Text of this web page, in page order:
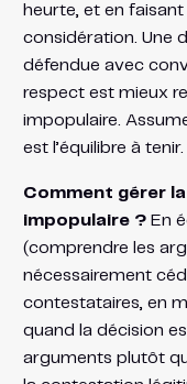
heurte, et en
considération. Une
défendue avec
respect est mieux
impopulaire.
est l’équilibre à tenir.
Comment gérer
impopulaire ?En
(comprendre les
nécessairement
contestataires, en
quand la décision
arguments plutôt